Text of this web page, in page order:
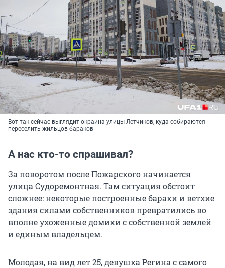
Вот так сейчас выглядит окраина улицы Летчиков, куда собираются
переселить жильцов бараков
А нас кто-то спрашивал?
За поворотом после Пожарского начинается
улица Судоремонтная. Там ситуация обстоит
сложнее: некоторые построенные бараки и ветхие
здания силами собственников превратились во
вполне ухоженные домики с собственной землей
и единым владельцем.
Молодая, на вид лет 25, девушка Регина с самого